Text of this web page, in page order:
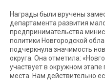
Награды были вручены
департамента развития
предпринимательства
политики Новгородской
подчеркнула значимость
округа. Она отметила:
участвует в окружном
места. Нам действительно